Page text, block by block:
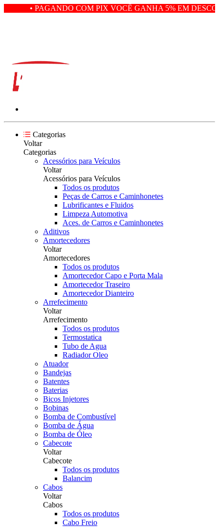
• PAGANDO COM PIX VOCÊ GANHA 5% EM
Categorias
Voltar
Categorias
Acessórios para Veículos
Voltar
Acessórios para Veículos
Todos os produtos
Peças de Carros e Caminhonetes
Lubrificantes e Fluidos
Limpeza Automotiva
Aces. de Carros e Caminhonetes
Aditivos
Amortecedores
Voltar
Amortecedores
Todos os produtos
Amortecedor Capo e Porta Mala
Amortecedor Traseiro
Amortecedor Dianteiro
Arrefecimento
Voltar
Arrefecimento
Todos os produtos
Termostatica
Tubo de Agua
Radiador Oleo
Atuador
Bandejas
Batentes
Baterias
Bicos Injetores
Bobinas
Bomba de Combustível
Bomba de Água
Bomba de Óleo
Cabecote
Voltar
Cabecote
Todos os produtos
Balancim
Cabos
Voltar
Cabos
Todos os produtos
Cabo Freio